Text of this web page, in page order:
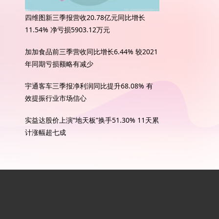
四维图新三季报营收20.78亿元同比增长
11.54% 净亏损5903.12万元
加加食品前三季营收同比增长6.44% 较2021
年同期亏损额略有减少
宇通客车三季报净利润同比提升68.08% 有
效提振行业市场信心
实益达股价上演“地天板”换手51.30% 11天累
计涨幅超七成